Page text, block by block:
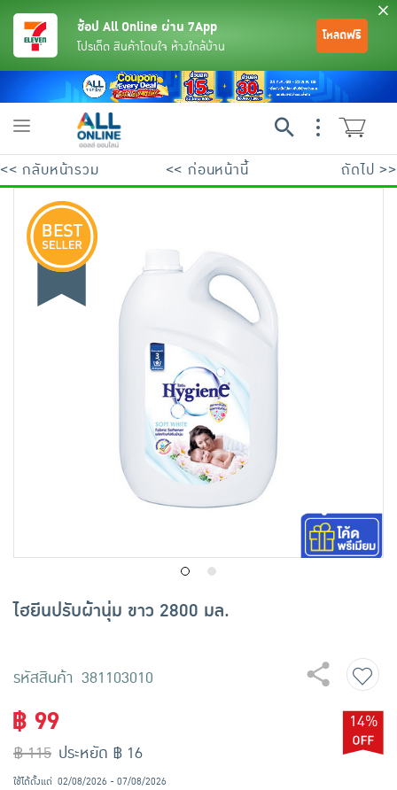
ขนมขบเคี้ยว และช็อคโกแลต
อาหารสด ผัก ผลไม้และเบเกอรี่
ช้อป All Online ผ่าน 7App
โปรเด็ด สินค้าโดนใจ ห้างใกล้บ้าน
โหลดฟรี
Toggle
<< กลับหน้ารวม << ก่อนหน้านี้ ถัดไป >>
ไฮยีนปรับผ้านุ่ม ขาว 2800 มล.
รหัสสินค้า 381103010
฿ 99
฿ 115
14%
ประหยัด ฿ 16
ใช้ได้ตั้งแต่ 02/08/2026 - 07/08/2026